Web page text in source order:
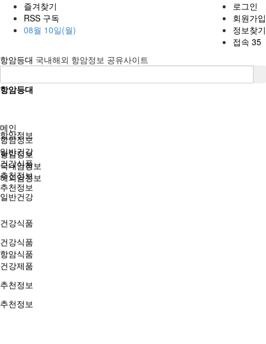
즐겨찾기
RSS 구독
08월 10일(월)
로그인
회원가입
정보찾기
접속 35
항암등대 국내해외 항암정보 공유사이트
항암등대
항암정보
항암정보
국내암정보
해외암정보
일반건강
건강식품
건강식품
항암식품
건강제품
추천정보
추천정보
메인
항암정보
일반건강
건강식품
추천정보
추천정보